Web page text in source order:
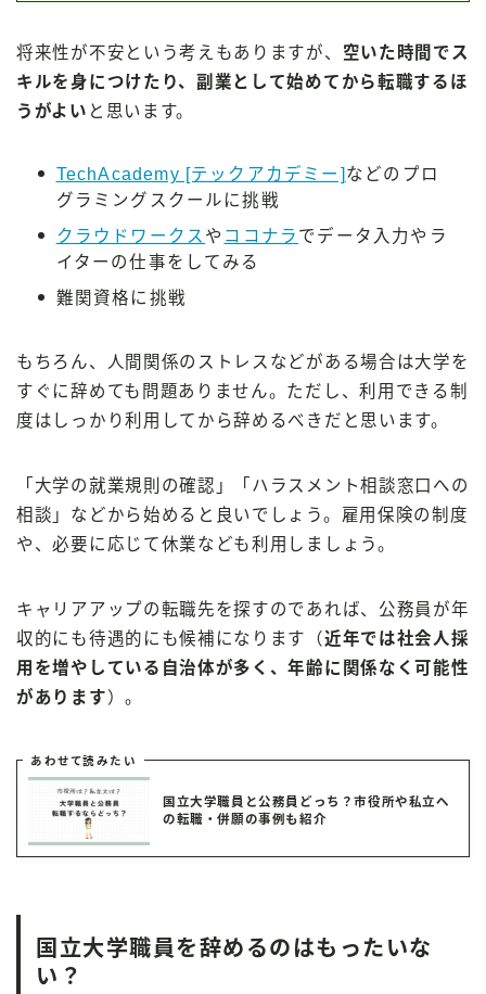
将来性が不安という考えもありますが、 空いた時間でス
キルを身につけたり、副業として始めてから転職するほ
うがよい と思います。
TechAcademy [テックアカデミー] などのプロ
グラミングスクールに挑戦
クラウドワークス や ココナラ でデータ入力やラ
イターの仕事をしてみる
難関資格に挑戦
もちろん、人間関係のストレスなどがある場合は大学を
すぐに辞めても問題ありません。ただし、利用できる制
度はしっかり利用してから辞めるべきだと思います。
「大学の就業規則の確認」「ハラスメント相談窓口への
相談」などから始めると良いでしょう。雇用保険の制度
や、必要に応じて休業なども利用しましょう。
キャリアアップの転職先を探すのであれば、公務員が年
収的にも待遇的にも候補になります（近年では社会人採
用を増やしている自治体が多く、年齢に関係なく可能性
があります）。
あわせて読みたい
国立大学職員と公務員どっち？市役所や私立へ
の転職・併願の事例も紹介
国立大学職員を辞めるのはもったいな
い？